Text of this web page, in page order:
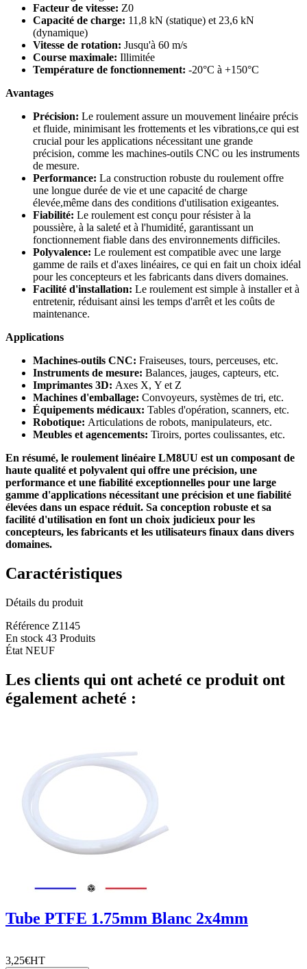
Facteur de vitesse: Z0
Capacité de charge: 11,8 kN (statique) et 23,6 kN
(dynamique)
Vitesse de rotation: Jusqu'à 60 m/s
Course maximale: Illimitée
Température de fonctionnement: -20°C à +150°C
Avantages
Précision: Le roulement assure un mouvement linéaire précis
et fluide, minimisant les frottements et les vibrations,ce qui est
crucial pour les applications nécessitant une grande
précision, comme les machines-outils CNC ou les instruments
de mesure.
Performance: La construction robuste du roulement offre
une longue durée de vie et une capacité de charge
élevée,même dans des conditions d'utilisation exigeantes.
Fiabilité: Le roulement est conçu pour résister à la
poussière, à la saleté et à l'humidité, garantissant un
fonctionnement fiable dans des environnements difficiles.
Polyvalence: Le roulement est compatible avec une large
gamme de rails et d'axes linéaires, ce qui en fait un choix idéal
pour les concepteurs et les fabricants dans divers domaines.
Facilité d'installation: Le roulement est simple à installer et à
entretenir, réduisant ainsi les temps d'arrêt et les coûts de
maintenance.
Applications
Machines-outils CNC: Fraiseuses, tours, perceuses, etc.
Instruments de mesure: Balances, jauges, capteurs, etc.
Imprimantes 3D: Axes X, Y et Z
Machines d'emballage: Convoyeurs, systèmes de tri, etc.
Équipements médicaux: Tables d'opération, scanners, etc.
Robotique: Articulations de robots, manipulateurs, etc.
Meubles et agencements: Tiroirs, portes coulissantes, etc.
En résumé, le roulement linéaire LM8UU est un composant de
haute qualité et polyvalent qui offre une précision, une
performance et une fiabilité exceptionnelles pour une large
gamme d'applications nécessitant une précision et une fiabilité
élevées dans un espace réduit. Sa conception robuste et sa
facilité d'utilisation en font un choix judicieux pour les
concepteurs, les fabricants et les utilisateurs finaux dans divers
domaines.
Caractéristiques
Détails du produit
Référence Z1145
En stock 43 Produits
État NEUF
Les clients qui ont acheté ce produit ont
également acheté :
Tube PTFE 1.75mm Blanc 2x4mm
3,25€HT